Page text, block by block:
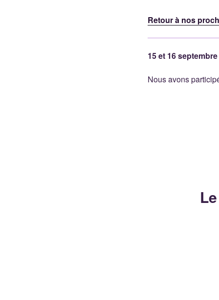
Retour à nos
15 et 16
Nous avons